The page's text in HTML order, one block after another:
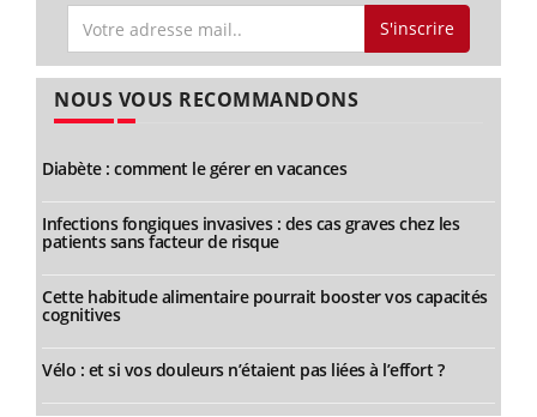
S'inscrire
NOUS VOUS RECOMMANDONS
Diabète : comment le gérer en vacances
Infections fongiques invasives : des cas graves chez les
patients sans facteur de risque
Cette habitude alimentaire pourrait booster vos capacités
cognitives
Vélo : et si vos douleurs n’étaient pas liées à l’effort ?